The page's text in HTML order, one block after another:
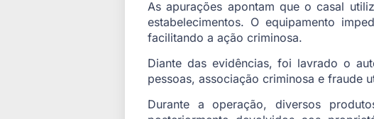
As apurações apontam que o casal
estabelecimentos. O equipamento
facilitando a ação criminosa.
Diante das evidências, foi lavrado o
pessoas, associação criminosa e fraude
Durante a operação, diversos